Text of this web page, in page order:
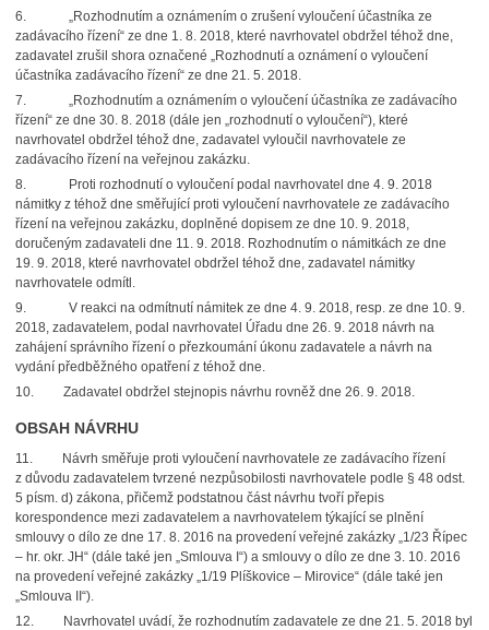
6.
„Rozhodnutím a oznámením o zrušení vyloučení účastníka ze
zadávacího řízení“ ze dne 1. 8. 2018, které navrhovatel obdržel téhož dne,
zadavatel zrušil shora označené „Rozhodnutí a oznámení o vyloučení
účastníka zadávacího řízení“ ze dne 21. 5. 2018.
7.
„Rozhodnutím a oznámením o vyloučení účastníka ze zadávacího
řízení“ ze dne 30. 8. 2018 (dále jen „rozhodnutí o vyloučení“), které
navrhovatel obdržel téhož dne, zadavatel vyloučil navrhovatele ze
zadávacího řízení na veřejnou zakázku.
8.
Proti rozhodnutí o vyloučení podal navrhovatel dne 4. 9. 2018
námitky z téhož dne směřující proti vyloučení navrhovatele ze zadávacího
řízení na veřejnou zakázku, doplněné dopisem ze dne 10. 9. 2018,
doručeným zadavateli dne 11. 9. 2018. Rozhodnutím o námitkách ze dne
19. 9. 2018, které navrhovatel obdržel téhož dne, zadavatel námitky
navrhovatele odmítl.
9.
V reakci na odmítnutí námitek ze dne 4. 9. 2018, resp. ze dne 10. 9.
2018, zadavatelem, podal navrhovatel Úřadu dne 26. 9. 2018 návrh na
zahájení správního řízení o přezkoumání úkonu zadavatele a návrh na
vydání předběžného opatření z téhož dne.
10.
Zadavatel obdržel stejnopis návrhu rovněž dne 26. 9. 2018.
OBSAH NÁVRHU
11.
Návrh směřuje proti vyloučení navrhovatele ze zadávacího řízení
z důvodu zadavatelem tvrzené nezpůsobilosti navrhovatele podle § 48 odst.
5 písm. d) zákona, přičemž podstatnou část návrhu tvoří přepis
korespondence mezi zadavatelem a navrhovatelem týkající se plnění
smlouvy o dílo ze dne 17. 8. 2016 na provedení veřejné zakázky „1/23 Řípec
– hr. okr. JH“ (dále také jen „Smlouva I“) a smlouvy o dílo ze dne 3. 10. 2016
na provedení veřejné zakázky „1/19 Plíškovice – Mirovice“ (dále také jen
„Smlouva II“).
12.
Navrhovatel uvádí, že rozhodnutím zadavatele ze dne 21. 5. 2018 byl